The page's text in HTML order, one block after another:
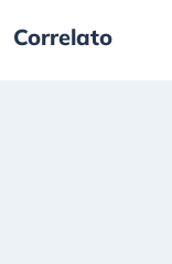
Correlato